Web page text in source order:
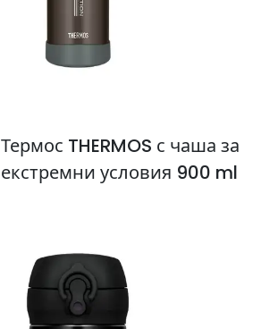
Термос THERMOS с чаша за
екстремни условия 900 ml